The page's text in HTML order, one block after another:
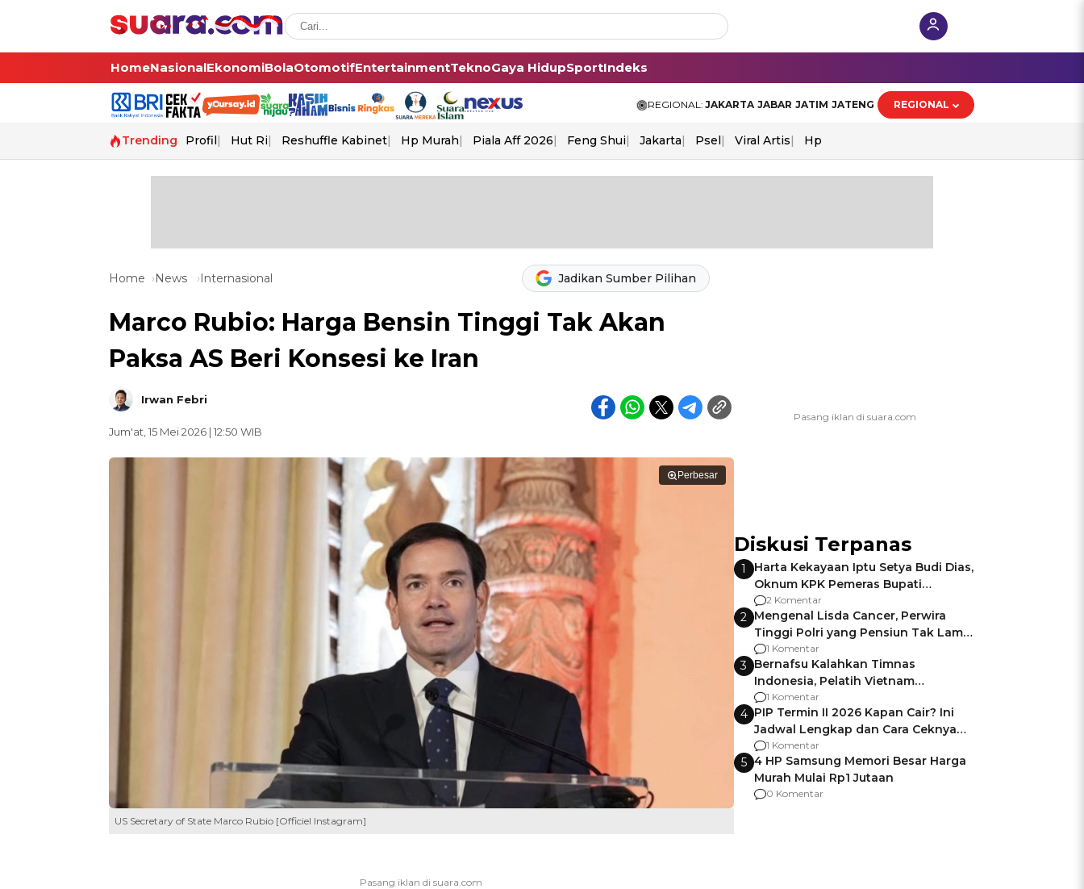
HomeNasionalEkonomiBolaOtomotifEntertainmentTeknoGaya HidupSportIndeks
REGIONAL: JAKARTA JABAR JATIM JATENG REGIONAL
Trending Profil Hut Ri Reshuffle Kabinet Hp Murah Piala Aff 2026 Feng Shui Jakarta Psel Viral Artis Hp
Home News Internasional Jadikan Sumber Pilihan
Marco Rubio: Harga Bensin Tinggi Tak Akan
Paksa AS Beri Konsesi ke Iran
Irwan Febri
Jum'at, 15 Mei 2026 | 12:50 WIB
Perbesar
US Secretary of State Marco Rubio [Officiel Instagram]
Diskusi Terpanas
1
Harta Kekayaan Iptu Setya Budi Dias,
Oknum KPK Pemeras Bupati
Pemalang
2 Komentar
2 Mengenal Lisda Cancer, Perwira
Tinggi Polri yang Pensiun Tak Lama
Usai Jadi Brigjen
1 Komentar
3 Bernafsu Kalahkan Timnas
Indonesia, Pelatih Vietnam
Berencana Pakai Jimat di Pakansari
1 Komentar
4 PIP Termin II 2026 Kapan Cair? Ini
Jadwal Lengkap dan Cara Ceknya
agar Dana Tidak Hangus!
1 Komentar
5 4 HP Samsung Memori Besar Harga
Murah Mulai Rp1 Jutaan
0 Komentar